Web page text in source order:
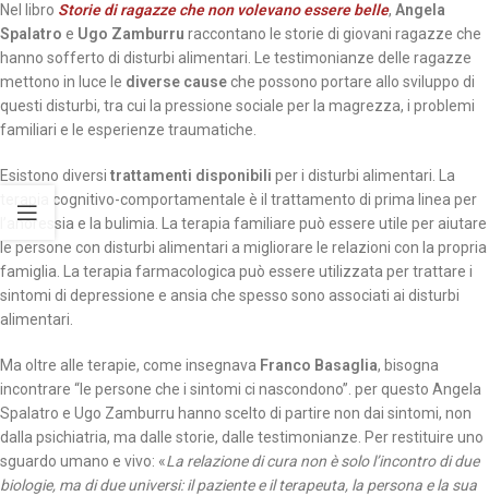
Nel libro Storie di ragazze che non volevano essere belle, Angela
Spalatro e Ugo Zamburru raccontano le storie di giovani ragazze che
hanno sofferto di disturbi alimentari. Le testimonianze delle ragazze
mettono in luce le diverse causeche possono portare allo sviluppo di
questi disturbi, tra cui la pressione sociale per la magrezza, i problemi
familiari e le esperienze traumatiche.
Esistono diversi trattamenti disponibili per i disturbi alimentari. La
terapia cognitivo-comportamentale è il trattamento di prima linea per
l’anoressia e la bulimia. La terapia familiare può essere utile per aiutare
le persone con disturbi alimentari a migliorare le relazioni con la propria
famiglia. La terapia farmacologica può essere utilizzata per trattare i
sintomi di depressione e ansia che spesso sono associati ai disturbi
alimentari.
Ma oltre alle terapie, come insegnava Franco Basaglia, bisogna
incontrare “le persone che i sintomi ci nascondono”. per questo Angela
Spalatro e Ugo Zamburru hanno scelto di partire non dai sintomi, non
dalla psichiatria, ma dalle storie, dalle testimonianze. Per restituire uno
sguardo umano e vivo: «La relazione di cura non è solo l’incontro di due
biologie, ma di due universi: il paziente e il terapeuta, la persona e la sua